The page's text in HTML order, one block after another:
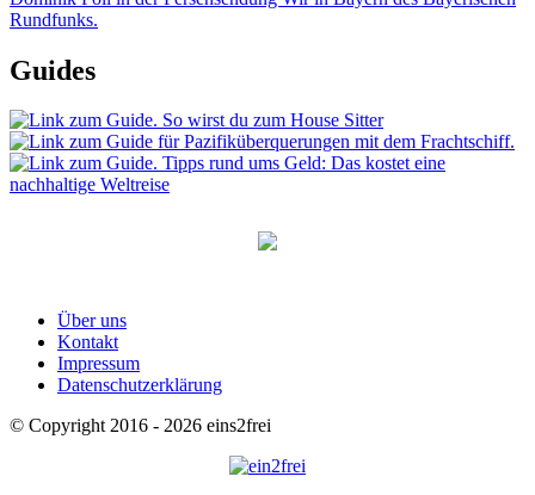
Guides
Über uns
Kontakt
Impressum
Datenschutzerklärung
© Copyright 2016 - 2026 eins2frei